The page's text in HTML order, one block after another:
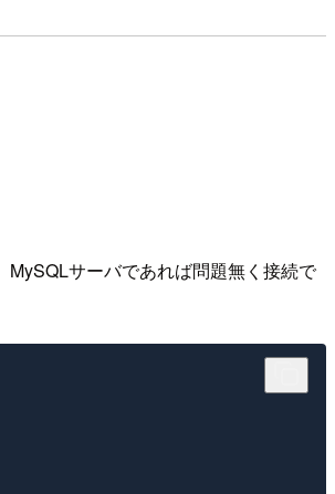
サーバであれば問題無く接続で